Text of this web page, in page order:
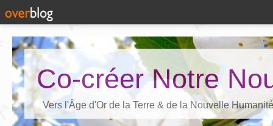
Co-créer Notre
Vers l'Âge d'Or de la Terre & de la Nouvelle Humanité